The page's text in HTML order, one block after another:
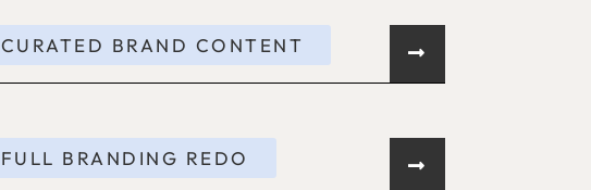
CURATED BRAND CONTENT
FULL BRANDING REDO